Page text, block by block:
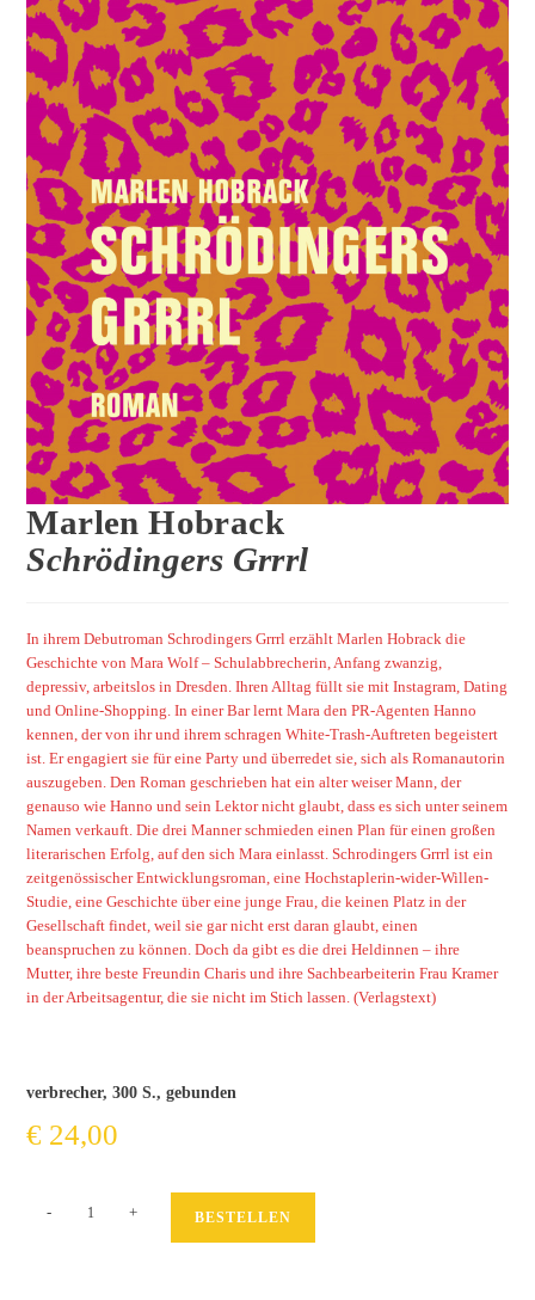
Marlen Hobrack
Schrödingers Grrrl
In ihrem Debutroman Schrodingers Grrrl erzählt Marlen Hobrack die
Geschichte von Mara Wolf – Schulabbrecherin, Anfang zwanzig,
depressiv, arbeitslos in Dresden. Ihren Alltag füllt sie mit Instagram, Dating
und Online-Shopping. In einer Bar lernt Mara den PR-Agenten Hanno
kennen, der von ihr und ihrem schragen White-Trash-Auftreten begeistert
ist. Er engagiert sie für eine Party und überredet sie, sich als Romanautorin
auszugeben. Den Roman geschrieben hat ein alter weiser Mann, der
genauso wie Hanno und sein Lektor nicht glaubt, dass es sich unter seinem
Namen verkauft. Die drei Manner schmieden einen Plan für einen großen
literarischen Erfolg, auf den sich Mara einlasst. Schrodingers Grrrl ist ein
zeitgenössischer Entwicklungsroman, eine Hochstaplerin-wider-Willen-
Studie, eine Geschichte über eine junge Frau, die keinen Platz in der
Gesellschaft findet, weil sie gar nicht erst daran glaubt, einen
beanspruchen zu können. Doch da gibt es die drei Heldinnen – ihre
Mutter, ihre beste Freundin Charis und ihre Sachbearbeiterin Frau Kramer
in der Arbeitsagentur, die sie nicht im Stich lassen. (Verlagstext)
verbrecher, 300 S., gebunden
€ 24,00
Schrödingers
- + BESTELLEN